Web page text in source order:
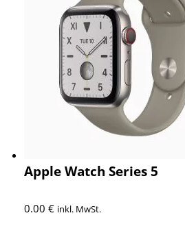
Apple Watch Series 5
0.00 € inkl. MwSt.